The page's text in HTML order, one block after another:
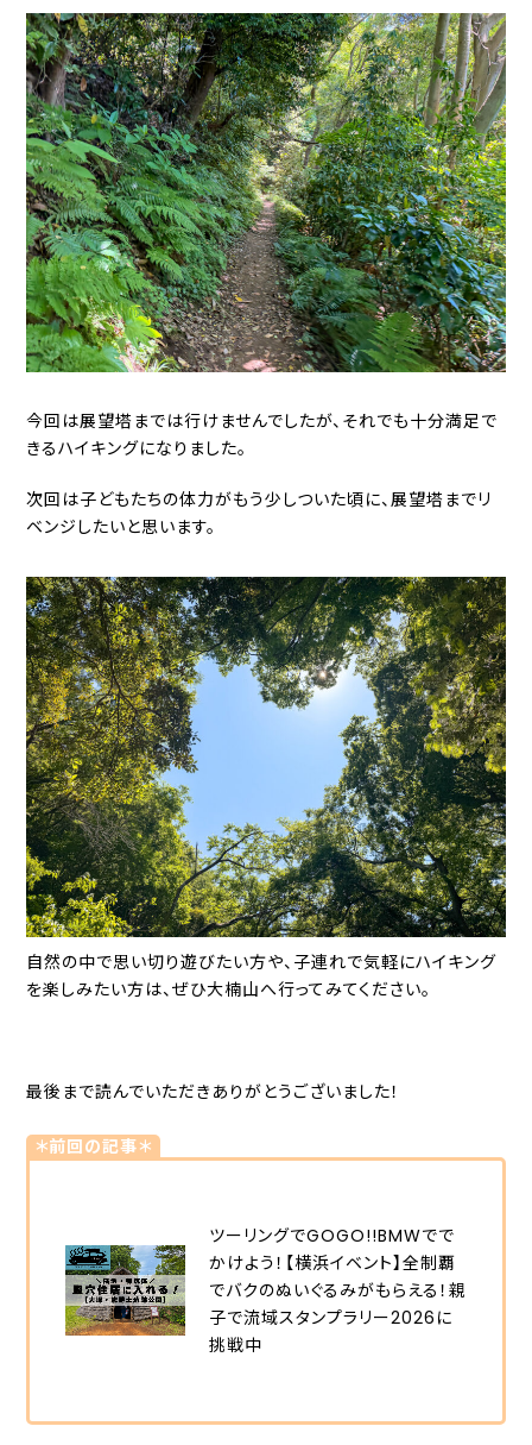
今回は展望塔までは行けませんでしたが、それでも十分満足で
きるハイキングになりました。
次回は子どもたちの体力がもう少しついた頃に、展望塔までリ
ベンジしたいと思います。
自然の中で思い切り遊びたい方や、子連れで気軽にハイキング
を楽しみたい方は、ぜひ大楠山へ行ってみてください。
最後まで読んでいただきありがとうございました！
＊前回の記事＊
ツーリングでGOGO!!BMWでで
かけよう！【横浜イベント】全制覇
でバクのぬいぐるみがもらえる！親
子で流域スタンプラリー2026に
挑戦中